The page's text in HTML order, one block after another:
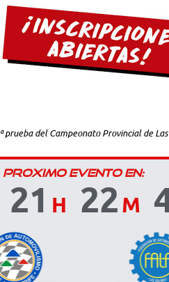
prueba del Campeonato Provincial de
PROXIMO EVENTO EN:
21 H 22M